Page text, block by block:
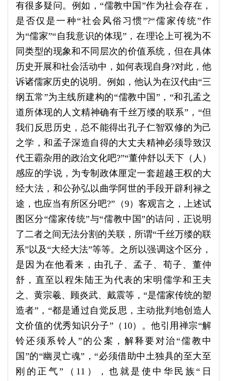
有很多疑问。例如，“儒教中国”作为社会存在，
是否仅是一种“社会风俗习惯”?“儒家传统”作
为“儒家”“自我意识的体现”，在理论上可视为不
同类型的现象和不同层次的价值系统，但在具体
历史开展和社会活动中，如何表现自身?对此，他
诉诸儒家历史的说明。例如，他认为在汉代由“三
纲五常”为主线所建构的“儒教中国”，“和孔孟之
道所体现的人文精神确有千丝万缕的联系”，“但
我们反思历史，总不能得出孔子仁智双修的为己
之学，和孟子深造自得的大丈夫精神必须导致汉
代王霸杂用的政治文化吧?”“董仲舒以天下（人）
感应的学说，为专制政体厘定一套超越王权的大
经大法，和公孙弘以曲学阿世的手段开辟利禄之
途，也应当有所区分吧?”（9）客观言之，上述试
图区分“儒家传统”与“儒教中国”的诘问，正说明
了二者之间无法分割的关联，所谓“千丝万缕的联
系”以及“大经大法”等等。之所以强调这个区分，
是因为在他看来，由孔子、孟子、荀子、董仲
舒，直至以程朱陆王为代表的宋明儒学和王夫
之、黄宗羲、顾炎武、戴震等，“是儒家传统的塑
造者”，“都是通过自觉反思，主动批判地创造人
文价值的优秀知识分子”（10）。他引用禅宗“解
铃还须系铃人”的公案，解释要对治“儒教中
国”的“幽灵亡魂”，“必须借助中土独具的至大至
刚的正气”（11），也就是使中华民族“日